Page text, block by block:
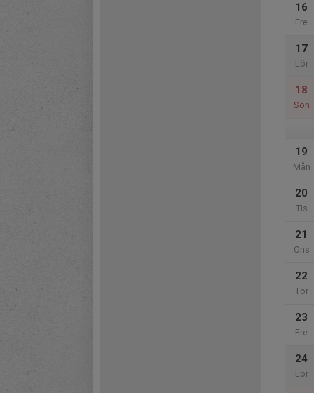
16
Fre
17
Lör
18
Sön
19
Mån
20
Tis
21
Ons
22
Tor
23
Fre
24
Lör